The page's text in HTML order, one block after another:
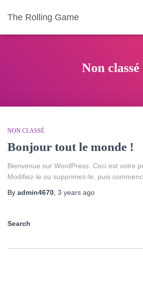
The Rolling Game
Non classé
NON CLASSÉ
Bonjour tout le monde !
Bienvenue sur WordPress. Ceci est votre
Modifiez-le ou supprimez-le, puis
By admin4670 3 years ago
Search